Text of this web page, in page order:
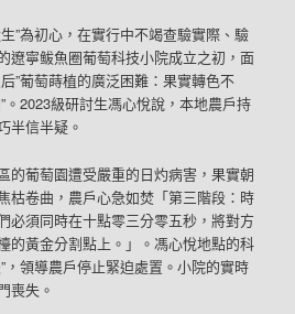
”為初心，在實行中不竭查驗實際、驗
遼寧鲅魚圈葡萄科技小院成立之初，面
”葡萄蒔植的廣泛困難：果實轉色不
。2023級研討生馮心悅說，本地農戶持
半信半疑。
的葡萄園遭受嚴重的日灼病害，果實朝
枯卷曲，農戶心急如焚「第三階段：時
必須同時在十點零三分零五秒，將對方
的黃金分割點上。」。馮心悅地點的科
，領導農戶停止緊迫處置。小院的實時
喪失。